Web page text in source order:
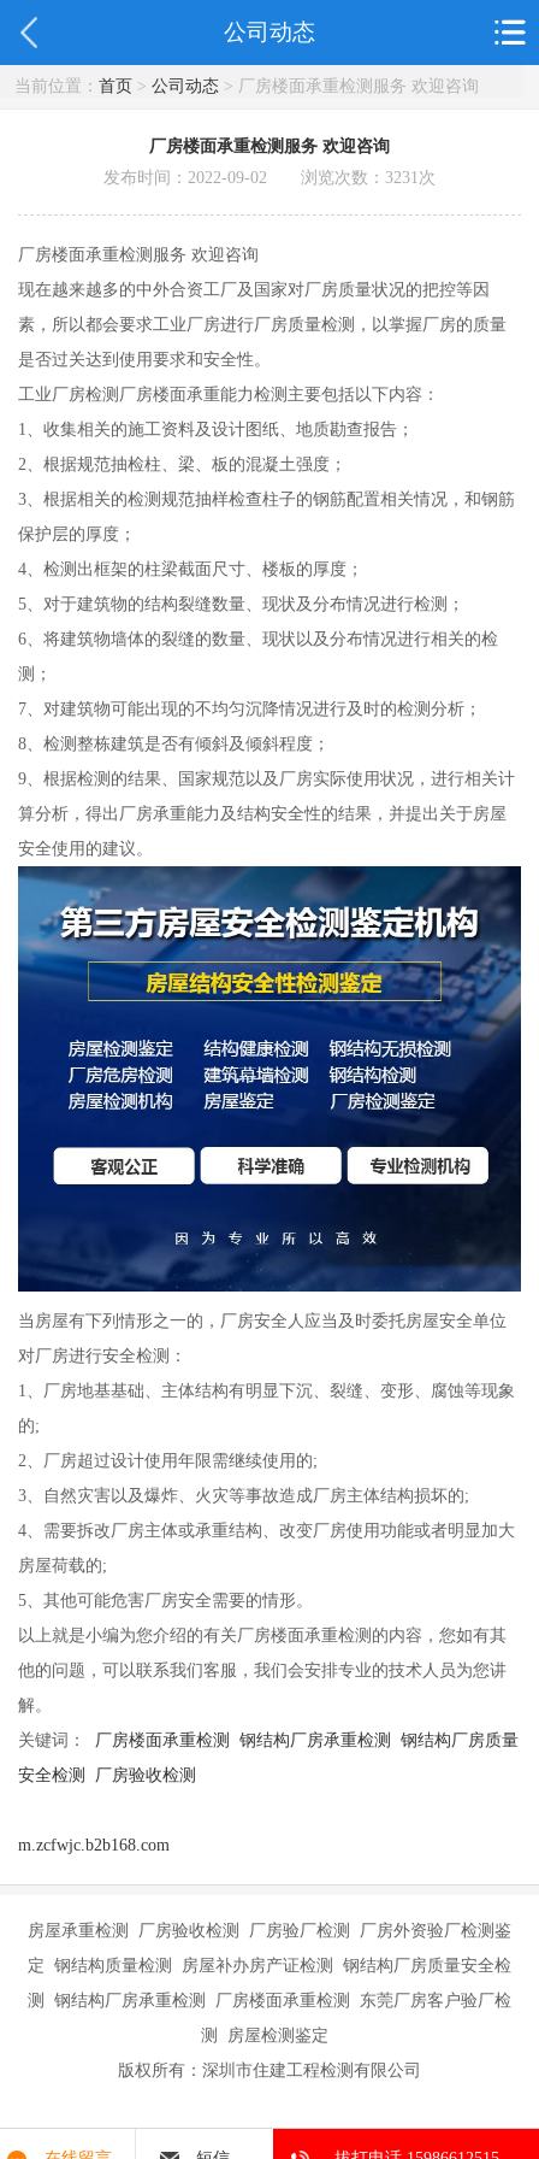
公司动态
当前位置： 首页> 公司动态> 厂房楼面承重检测服务 欢迎咨询
厂房楼面承重检测服务 欢迎咨询
发布时间：2022-09-02 浏览次数： 3231次
厂房楼面承重检测服务 欢迎咨询
现在越来越多的中外合资工厂及国家对厂房质量状况的把控等因
素，所以都会要求工业厂房进行厂房质量检测，以掌握厂房的质量
是否过关达到使用要求和安全性。
工业厂房检测厂房楼面承重能力检测主要包括以下内容：
1、收集相关的施工资料及设计图纸、地质勘查报告；
2、根据规范抽检柱、梁、板的混凝土强度；
3、根据相关的检测规范抽样检查柱子的钢筋配置相关情况，和钢筋
保护层的厚度；
4、检测出框架的柱梁截面尺寸、楼板的厚度；
5、对于建筑物的结构裂缝数量、现状及分布情况进行检测；
6、将建筑物墙体的裂缝的数量、现状以及分布情况进行相关的检
测；
7、对建筑物可能出现的不均匀沉降情况进行及时的检测分析；
8、检测整栋建筑是否有倾斜及倾斜程度；
9、根据检测的结果、国家规范以及厂房实际使用状况，进行相关计
算分析，得出厂房承重能力及结构安全性的结果，并提出关于房屋
安全使用的建议。
当房屋有下列情形之一的，厂房安全人应当及时委托房屋安全单位
对厂房进行安全检测：
1、厂房地基基础、主体结构有明显下沉、裂缝、变形、腐蚀等现象
的;
2、厂房超过设计使用年限需继续使用的;
3、自然灾害以及爆炸、火灾等事故造成厂房主体结构损坏的;
4、需要拆改厂房主体或承重结构、改变厂房使用功能或者明显加大
房屋荷载的;
5、其他可能危害厂房安全需要的情形。
以上就是小编为您介绍的有关厂房楼面承重检测 的内容，您如有其
他的问题，可以联系我们客服，我们会安排专业的技术人员为您讲
解。
关键词： 厂房楼面承重检测 钢结构厂房承重检测
钢结构厂房质量
安全检测
厂房验收检测
m.zcfwjc.b2b168.com
房屋承重检测 厂房验收检测 厂房验厂检测 厂房外资验厂检测鉴
定 钢结构质量检测 房屋补办房产证检测 钢结构厂房质量安全检
测 钢结构厂房承重检测 厂房楼面承重检测 东莞厂房客户验厂检
测 房屋检测鉴定
版权所有：深圳市住建工程检测有限公司